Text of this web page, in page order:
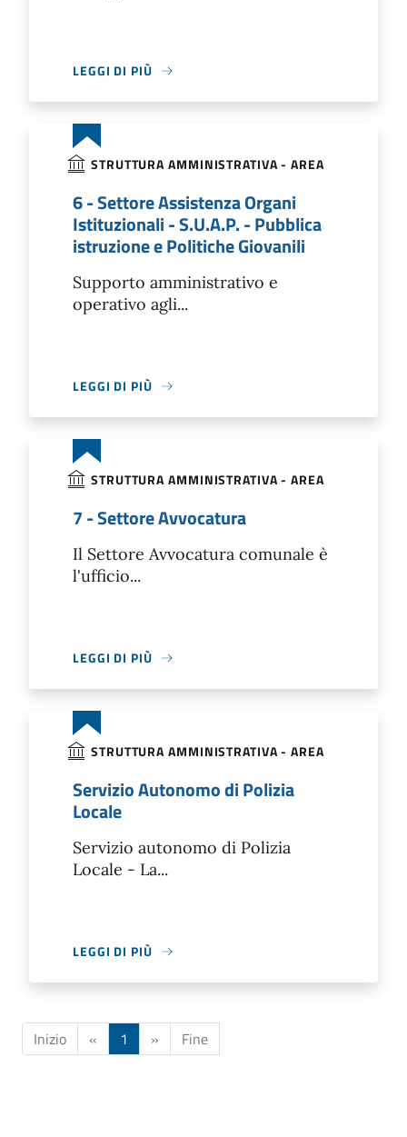
LEGGI DI PIÙ
STRUTTURA AMMINISTRATIVA - AREA
6 - Settore Assistenza Organi
Istituzionali - S.U.A.P. - Pubblica
istruzione e Politiche Giovanili
Supporto amministrativo e
operativo agli...
LEGGI DI PIÙ
STRUTTURA AMMINISTRATIVA - AREA
7 - Settore Avvocatura
Il Settore Avvocatura comunale è
l'ufficio...
LEGGI DI PIÙ
STRUTTURA AMMINISTRATIVA - AREA
Servizio Autonomo di Polizia
Locale
Servizio autonomo di Polizia
Locale - La...
LEGGI DI PIÙ
Inizio « 1 » Fine